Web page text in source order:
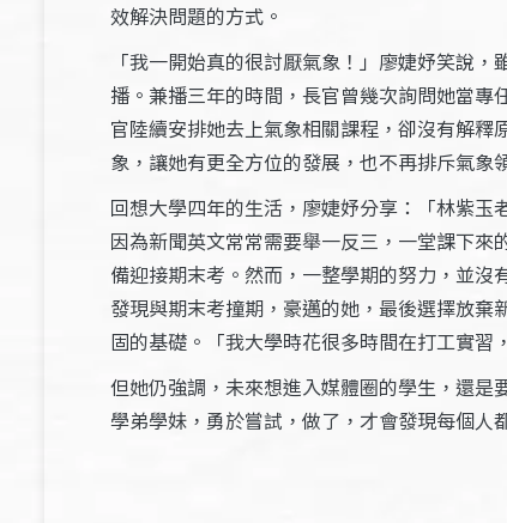
效解決問題的方式。
「我一開始真的很討厭氣象！」廖婕妤笑說
播。兼播三年的時間，長官曾幾次詢問她當
官陸續安排她去上氣象相關課程，卻沒有解
象，讓她有更全方位的發展，也不再排斥氣象
回想大學四年的生活，廖婕妤分享：「林紫玉
因為新聞英文常常需要舉一反三，一堂課下
備迎接期末考。然而，一整學期的努力，並
發現與期末考撞期，豪邁的她，最後選擇放
固的基礎。「我大學時花很多時間在打工實習
但她仍強調，未來想進入媒體圈的學生，還
學弟學妹，勇於嘗試，做了，才會發現每個人